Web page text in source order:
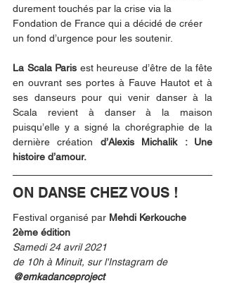
durement touchés par la crise via la
Fondation de France qui a décidé de créer
un fond d’urgence pour les soutenir.
La Scala Paris est heureuse d’être de la fête
en ouvrant ses portes à Fauve Hautot et à
ses danseurs pour qui venir danser à la
Scala revient à danser à la maison
puisqu’elle y a signé la chorégraphie de la
dernière création d’Alexis Michalik : Une
histoire d’amour.
ON DANSE CHEZ VOUS !
Festival organisé par Mehdi Kerkouche
2ème édition
Samedi 24 avril 2021
de 10h à Minuit, sur l'Instagram de
@emkadanceproject